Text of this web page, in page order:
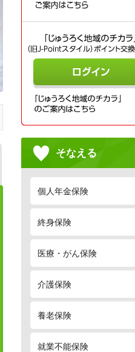
そなえる
個人年金保険
終身保険
医療・がん保険
介護保険
養老保険
就業不能保険